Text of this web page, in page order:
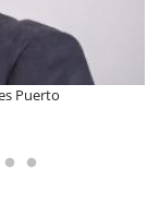
Araucanía:
y oportunidades